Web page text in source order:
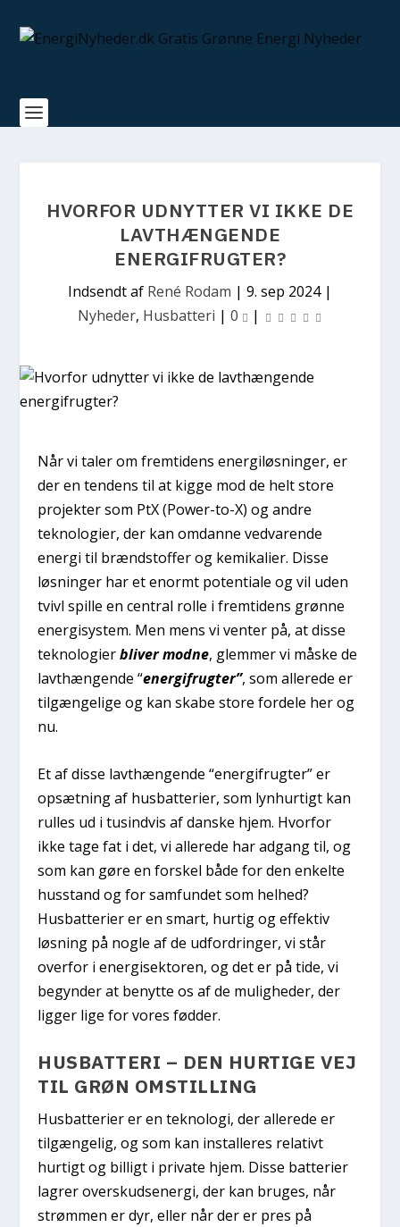
HVORFOR UDNYTTER VI IKKE DE
LAVTHÆNGENDE
ENERGIFRUGTER?
Indsendt af René Rodam | 9. sep 2024|
Nyheder, Husbatteri | 0 |
Når vi taler om fremtidens energiløsninger, er
der en tendens til at kigge mod de helt store
projekter som PtX (Power-to-X) og andre
teknologier, der kan omdanne vedvarende
energi til brændstoffer og kemikalier. Disse
løsninger har et enormt potentiale og vil uden
tvivl spille en central rolle i fremtidens grønne
energisystem. Men mens vi venter på, at disse
teknologierbliver modne, glemmer vi måske de
lavthængende “energifrugter”, som allerede er
tilgængelige og kan skabe store fordele her og
nu.
Et af disse lavthængende “energifrugter” er
opsætning af husbatterier, som lynhurtigt kan
rulles ud i tusindvis af danske hjem. Hvorfor
ikke tage fat i det, vi allerede har adgang til, og
som kan gøre en forskel både for den enkelte
husstand og for samfundet som helhed?
Husbatterier er en smart, hurtig og effektiv
løsning på nogle af de udfordringer, vi står
overfor i energisektoren, og det er på tide, vi
begynder at benytte os af de muligheder, der
ligger lige for vores fødder.
HUSBATTERI – DEN HURTIGE VEJ
TIL GRØN OMSTILLING
Husbatterier er en teknologi, der allerede er
tilgængelig, og som kan installeres relativt
hurtigt og billigt i private hjem. Disse batterier
lagrer overskudsenergi, der kan bruges, når
strømmen er dyr, eller når der er pres på